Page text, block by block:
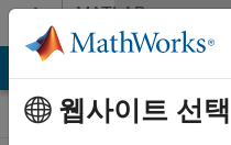
콘텐츠로 바로 가기
MATLAB
Answers
웹사이트 선택